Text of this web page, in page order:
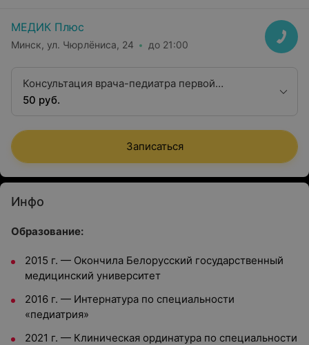
МЕДИК Плюс
Минск, ул. Чюрлёниса, 24 до 21:00
Консультация врача-педиатра первой
квалификационной категории
50 руб.
Записаться
Инфо
Образование:
2015 г. — Окончила Белорусский государственный
медицинский университет
2016 г. — Интернатура по специальности
«педиатрия»
2021 г. — Клиническая ординатура по специальности